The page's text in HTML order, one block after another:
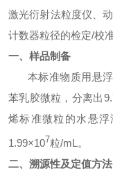
激光衍射法粒度仪、
计数器粒径的检定/校
一、样品制备
本标准物质用悬
苯乳胶微粒，分离出
烯标准微粒的水悬
1.99×107粒/mL 。
二、溯源性及定值方法